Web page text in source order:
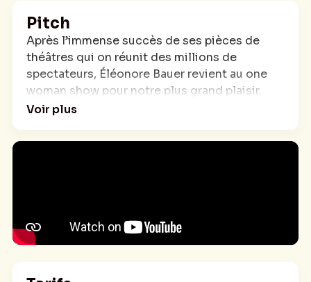
Pitch
Après l’immense succès de ses pièces de
théâtres qui on réunit des millions de
spectateurs, Éléonore Bauer revient au one
woman show pour notre plus grand plaisir.
elle n’a pas dormi depuis 4 ans avec la
allonger dans votre caddie, de boire un verre
et de tout lâcher ;)
venez en rire avec elle
Voir plus